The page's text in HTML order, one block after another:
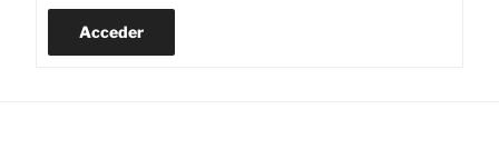
Acceder